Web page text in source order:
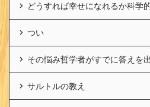
どうすれば幸せになれるか科学
つい
その悩み哲学者がすでに答えを
サルトルの教え